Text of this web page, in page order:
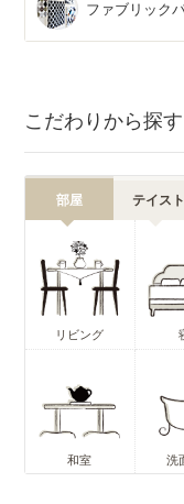
ファブリック
こだわりから探す
部屋 テイスト
リビング
和室 洗